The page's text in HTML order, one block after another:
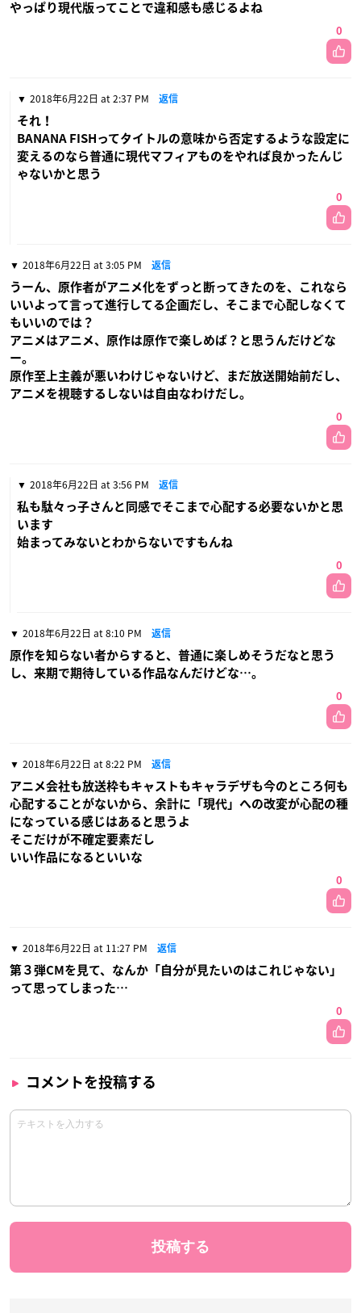
やっぱり現代版ってことで違和感も感じるよね
0
2018年6月22日 at 2:37 PM 返信
それ！
BANANA FISHってタイトルの意味から否定するような設定に
変えるのなら普通に現代マフィアものをやれば良かったんじ
ゃないかと思う
0
2018年6月22日 at 3:05 PM 返信
うーん、原作者がアニメ化をずっと断ってきたのを、これなら
いいよって言って進行してる企画だし、そこまで心配しなくて
もいいのでは？
アニメはアニメ、原作は原作で楽しめば？と思うんだけどな
ー。
原作至上主義が悪いわけじゃないけど、まだ放送開始前だし、
アニメを視聴するしないは自由なわけだし。
0
2018年6月22日 at 3:56 PM 返信
私も駄々っ子さんと同感でそこまで心配する必要ないかと思
います
始まってみないとわからないですもんね
0
2018年6月22日 at 8:10 PM 返信
原作を知らない者からすると、普通に楽しめそうだなと思う
し、来期で期待している作品なんだけどな…。
0
2018年6月22日 at 8:22 PM 返信
アニメ会社も放送枠もキャストもキャラデザも今のところ何も
心配することがないから、余計に「現代」への改変が心配の種
になっている感じはあると思うよ
そこだけが不確定要素だし
いい作品になるといいな
0
2018年6月22日 at 11:27 PM 返信
第３弾CMを見て、なんか「自分が見たいのはこれじゃない」
って思ってしまった…
0
コメントを投稿する